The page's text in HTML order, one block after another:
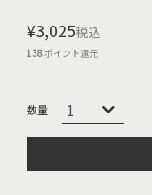
¥3,025税込
138ポイント還元